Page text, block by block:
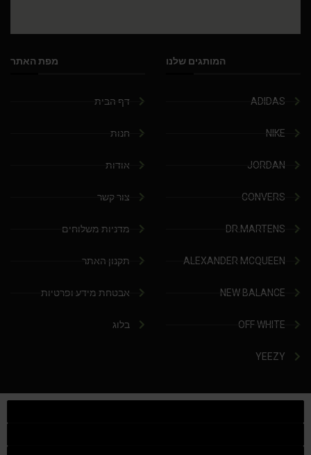
המותגים שלנו
ADIDAS
NIKE
JORDAN
CONVERS
DR.MARTENS
ALEXANDER MCQUEEN
NEW BALANCE
OFF WHITE
YEEZY
מפת האתר
דף הבית
חנות
אודות
צור קשר
מדניות משלוחים
תקנון האתר
אבטחת מידע ופרטיות
בלוג